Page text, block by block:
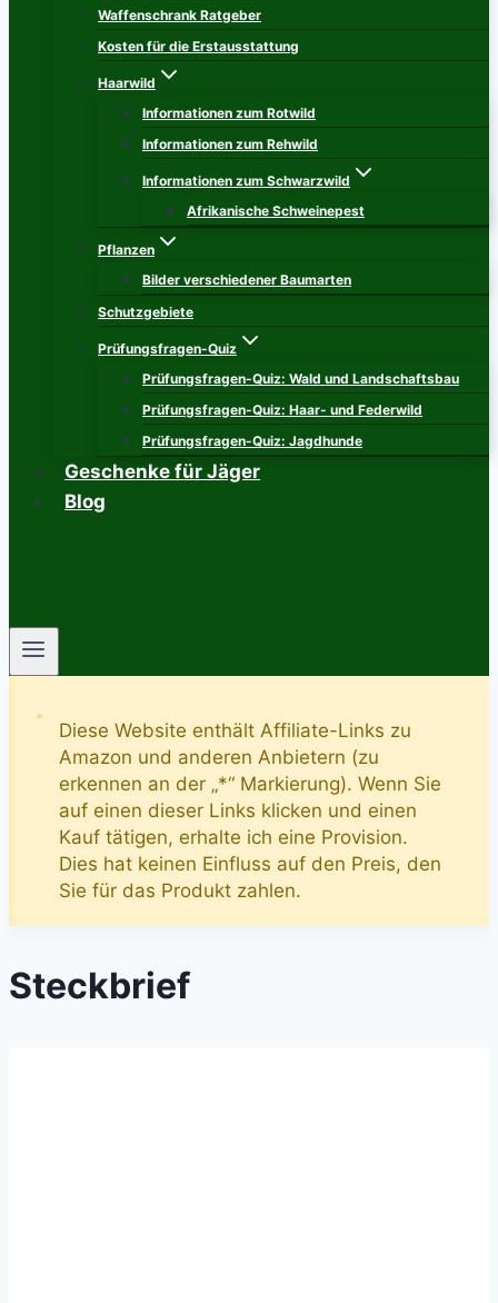
Waffenschrank Ratgeber
Kosten für die Erstausstattung
Haarwild
Informationen zum Rotwild
Informationen zum Rehwild
Informationen zum Schwarzwild
Afrikanische Schweinepest
Pflanzen
Bilder verschiedener Baumarten
Schutzgebiete
Prüfungsfragen-Quiz
Prüfungsfragen-Quiz: Wald und Landschaftsbau
Prüfungsfragen-Quiz: Haar- und Federwild
Prüfungsfragen-Quiz: Jagdhunde
Geschenke für Jäger
Blog
Diese Website enthält Affiliate-Links zu
Amazon und anderen Anbietern (zu
erkennen an der „*“ Markierung). Wenn Sie
auf einen dieser Links klicken und einen
Kauf tätigen, erhalte ich eine Provision.
Dies hat keinen Einfluss auf den Preis, den
Sie für das Produkt zahlen.
Steckbrief